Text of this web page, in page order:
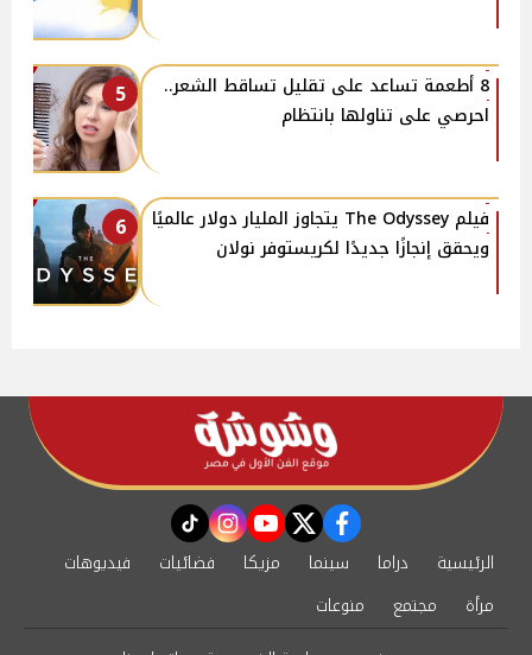
5
8 أطعمة تساعد على تقليل تساقط الشعر..
احرصي على تناولها بانتظام
6
فيلم The Odyssey يتجاوز المليار دولار عالميًا
ويحقق إنجازًا جديدًا لكريستوفر نولان
facebook
twitter
youtube
instagram
tiktok
الرئيسية دراما سينما مزيكا فضائيات
فيديوهات
مرأة
مجتمع
منوعات